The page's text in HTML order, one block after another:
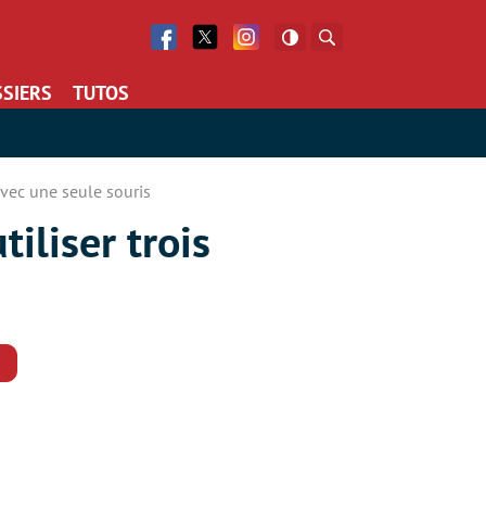
Facebook
Twitter Facebook
TUTOS
une seule souris
trois